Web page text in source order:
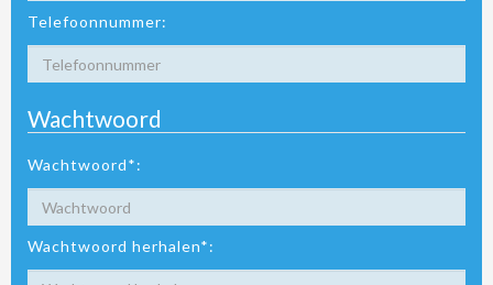
Telefoonnummer:
Wachtwoord
Wachtwoord*:
Wachtwoord herhalen*: